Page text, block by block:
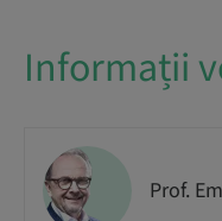
Informații
Prof.